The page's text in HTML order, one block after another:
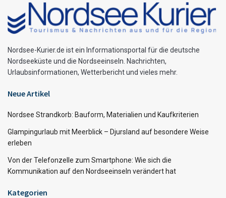
Nordsee-Kurier.de ist ein Informationsportal für die deutsche
Nordseeküste und die Nordseeinseln. Nachrichten,
Urlaubsinformationen, Wetterbericht und vieles mehr.
Neue Artikel
Nordsee Strandkorb: Bauform, Materialien und Kaufkriterien
Glampingurlaub mit Meerblick – Djursland auf besondere Weise
erleben
Von der Telefonzelle zum Smartphone: Wie sich die
Kommunikation auf den Nordseeinseln verändert hat
Kategorien